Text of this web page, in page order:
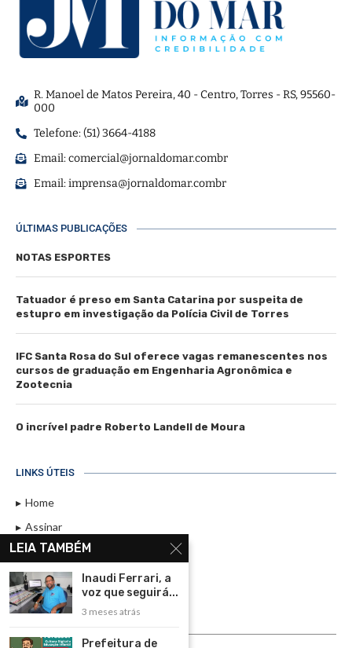
R. Manoel de Matos Pereira, 40 - Centro, Torres - RS, 95560-
000
Telefone: (51) 3664-4188
Email:comercial@jornaldomar.combr
Email:imprensa@jornaldomar.combr
ÚLTIMAS PUBLICAÇÕES
NOTAS ESPORTES
Tatuador é preso em Santa Catarina por suspeita de
estupro em investigação da Polícia Civil de Torres
IFC Santa Rosa do Sul oferece vagas remanescentes nos
cursos de graduação em Engenharia Agronômica e
Zootecnia
O incrível padre Roberto Landell de Moura
LINKS ÚTEIS
Home
Assinar
Contato
Política de Privacidade
Rádio Maristela - Ao Vivo
LEIA TAMBÉM
Inaudi Ferrari, a
voz que seguirá...
3 meses atrás
Prefeitura de